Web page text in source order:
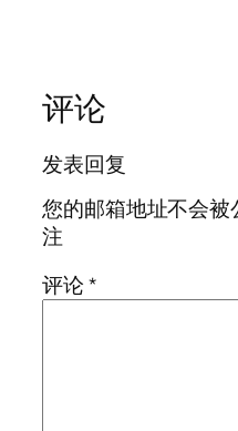
评论
发表回复
您的邮箱地址不会被
注
评论*